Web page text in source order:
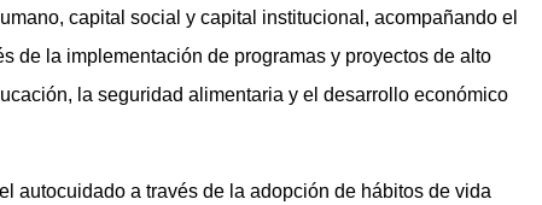
capital social y capital institucional, acompañando el
de la implementación de programas y proyectos de alto
la seguridad alimentaria y el desarrollo económico
autocuidado a través de la adopción de hábitos de vida